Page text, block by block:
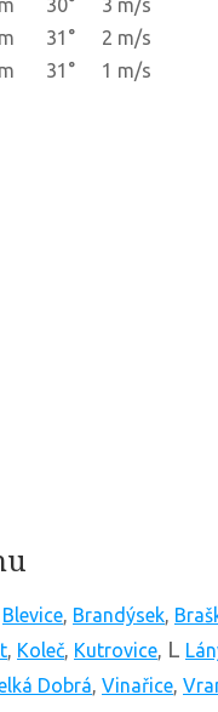
30°
3 m/s
31°
2 m/s
31° 1 m/s
Blevice, Brandýsek,
, Koleč, Kutrovice, L
Dobrá, Vinařice,